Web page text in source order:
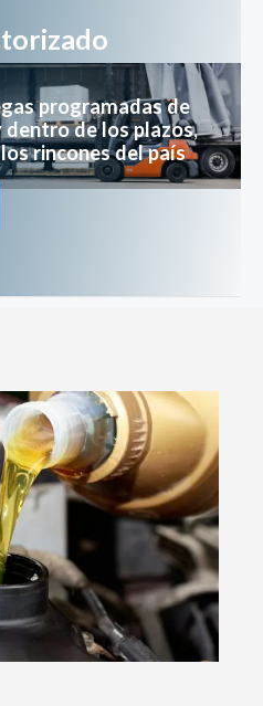
programadas de
de los plazos,
rincones del país